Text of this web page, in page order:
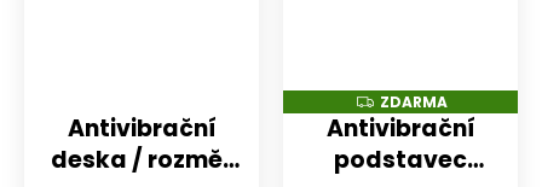
Antivibrační
deska / rozměr
Z
D
A
R
M
ZDARMA
Antivibrační
podstavec